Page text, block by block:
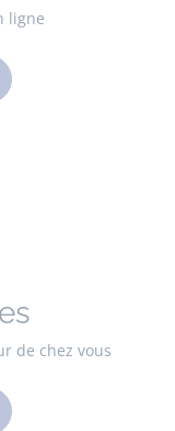
ligne
de chez vous